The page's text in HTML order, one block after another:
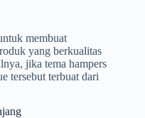
membuat
yang berkualitas
jika tema hampers
tersebut terbuat dari